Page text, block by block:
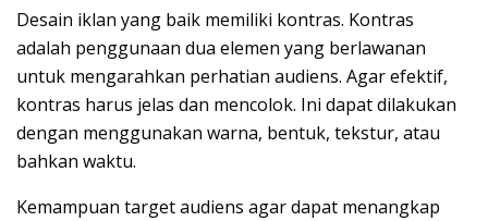
Desain iklan yang baik memiliki kontras. Kontras
adalah penggunaan dua elemen yang berlawanan
untuk mengarahkan perhatian audiens. Agar efektif,
kontras harus jelas dan mencolok. Ini dapat dilakukan
dengan menggunakan warna, bentuk, tekstur, atau
bahkan waktu.
Kemampuan target audiens agar dapat menangkap